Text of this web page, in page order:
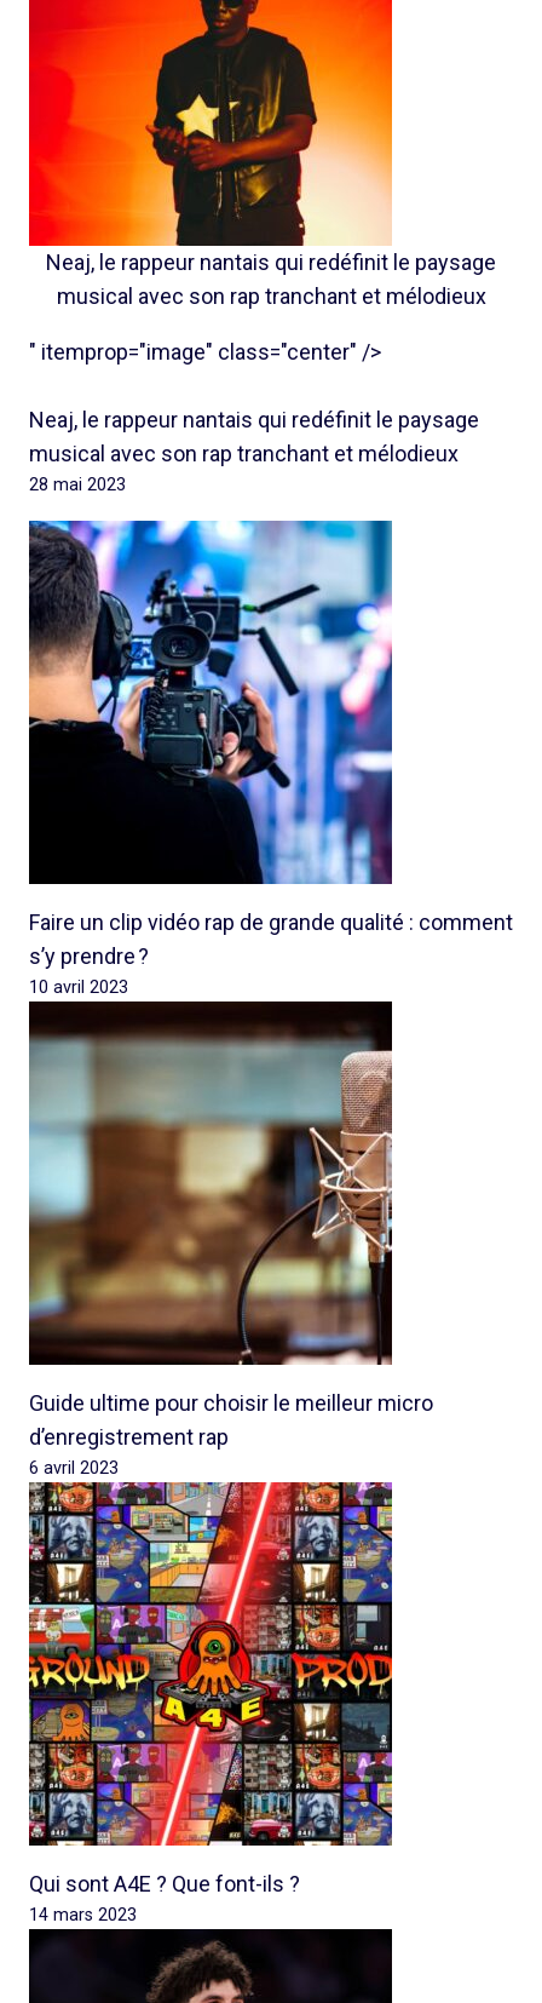
Neaj, le rappeur nantais qui redéfinit le paysage
musical avec son rap tranchant et mélodieux
" itemprop="image" class="center" />
Neaj, le rappeur nantais qui redéfinit le paysage
musical avec son rap tranchant et mélodieux
28 mai 2023
Faire un clip vidéo rap de grande qualité : comment
s’y prendre ?
10 avril 2023
Guide ultime pour choisir le meilleur micro
d’enregistrement rap
6 avril 2023
Qui sont A4E ? Que font-ils ?
14 mars 2023